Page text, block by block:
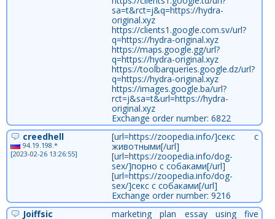
sa=t&rct=j&q=https://hydra-
original.xyz
https://clients1.google.com.sv/url?
q=https://hydra-original.xyz
https://maps.google.gg/url?
q=https://hydra-original.xyz
https://toolbarqueries.google.dz/url?
q=https://hydra-original.xyz
https://images.google.ba/url?
rct=j&sa=t&url=https://hydra-
original.xyz
Exchange order number: 6822
creedhell
94.19.198.*
[2023-02-26 13:26:55]
[url=https://zoopedia.info/]секс с
животными[/url]
[url=https://zoopedia.info/dog-
sex/]порно с собаками[/url]
[url=https://zoopedia.info/dog-
sex/]секс с собаками[/url]
Exchange order number: 9216
Joiffsic
marketing plan essay using five